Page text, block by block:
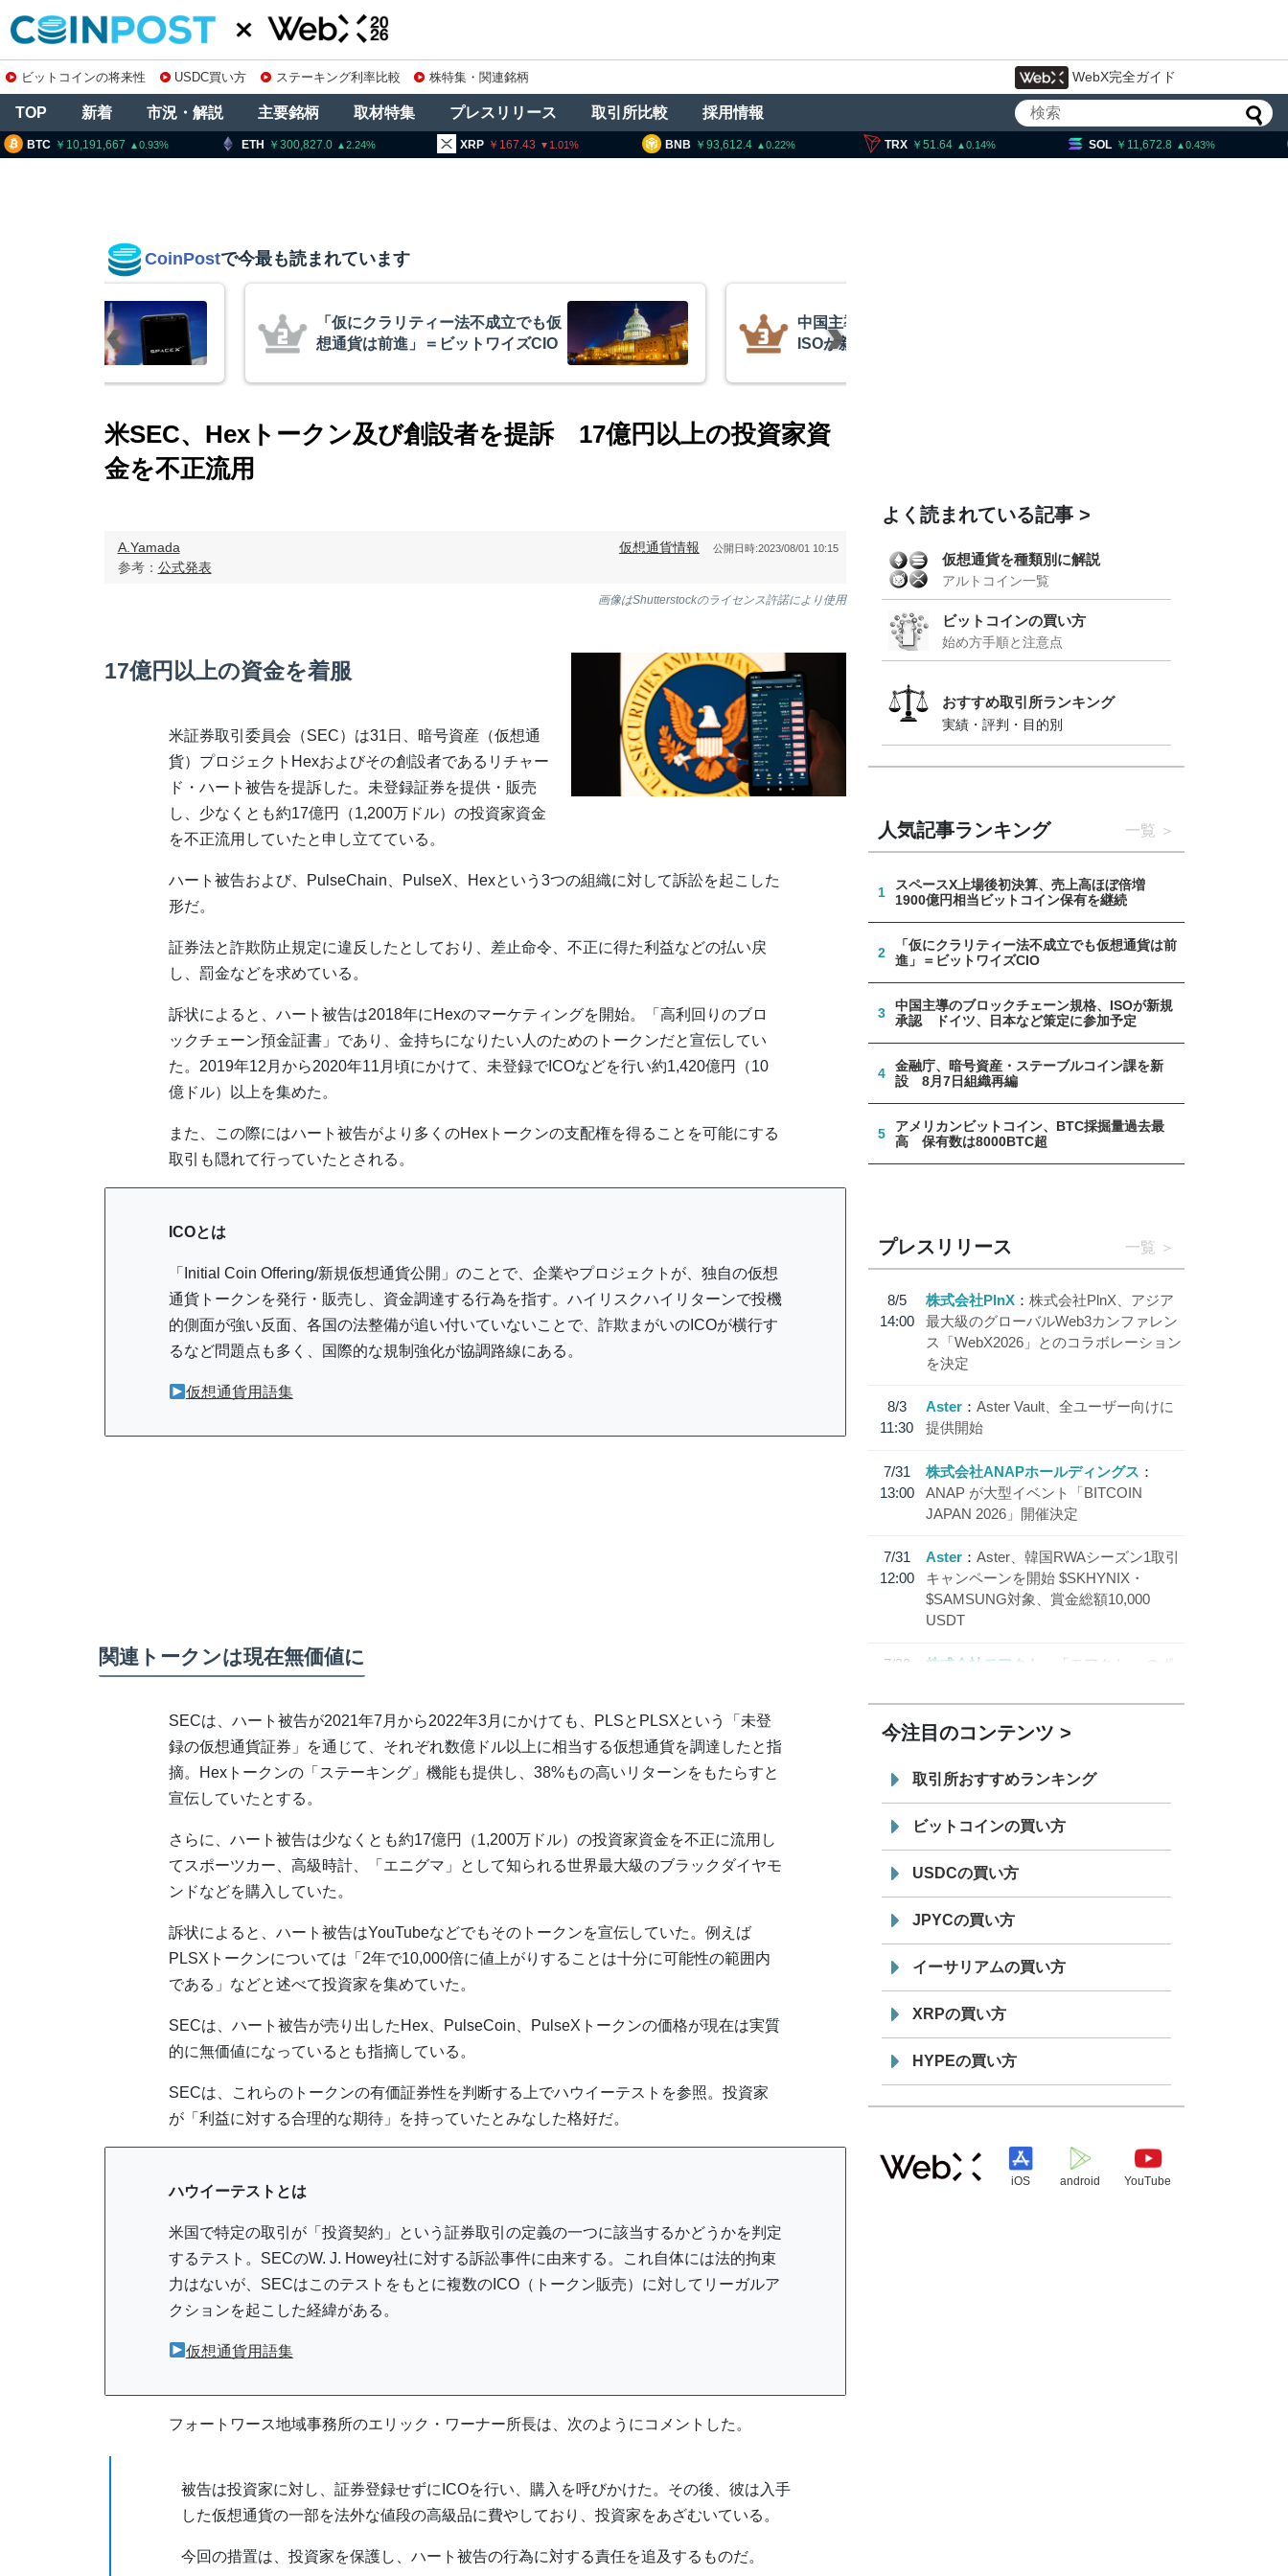
ビットコインの将来性 USDC買い方 ステーキング利率比較 株特集・関連銘柄 WebX完全ガイド
TOP 新着 市況・解説 主要銘柄 取材特集 プレスリリース 取引所比較 採用情報
0.93 300,827.0 2.24 167.43 1.01 93,612.4 0.22 51.64 0.14 11,672.8 0.43
CoinPostで今最も読まれています
「仮にクラリティー法不成立でも仮
想通貨は前進」＝ビットワイズCIO
中国主導のブロックチェーン規格、
ISOが新規承認 ドイツ、日本など
米SEC、Hexトークン及び創設者を提訴 17億円以上の投資家資
金を不正流用
A.Yamada
参考： 公式発表
仮想通貨情報 公開日時:2023/08/01 10:15
画像はShutterstockのライセンス許諾により使用
17億円以上の資金を着服
米証券取引委員会（SEC）は31日、暗号資産（仮想通
貨）プロジェクトHexおよびその創設者であるリチャー
ド・ハート被告を提訴した。未登録証券を提供・販売
し、少なくとも約17億円（1,200万ドル）の投資家資金
を不正流用していたと申し立てている。
ハート被告および、PulseChain、PulseX、Hexという3つの組織に対して訴訟を起こした
形だ。
証券法と詐欺防止規定に違反したとしており、差止命令、不正に得た利益などの払い戻
し、罰金などを求めている。
訴状によると、ハート被告は2018年にHexのマーケティングを開始。「高利回りのブロ
ックチェーン預金証書」であり、金持ちになりたい人のためのトークンだと宣伝してい
た。2019年12月から2020年11月頃にかけて、未登録でICOなどを行い約1,420億円（10
億ドル）以上を集めた。
また、この際にはハート被告がより多くのHexトークンの支配権を得ることを可能にする
取引も隠れて行っていたとされる。
ICOとは
「Initial Coin Offering/新規仮想通貨公開」のことで、企業やプロジェクトが、独自の仮想
通貨トークンを発行・販売し、資金調達する行為を指す。ハイリスクハイリターンで投機
的側面が強い反面、各国の法整備が追い付いていないことで、詐欺まがいのICOが横行す
るなど問題点も多く、国際的な規制強化が協調路線にある。
仮想通貨用語集
関連トークンは現在無価値に
SECは、ハート被告が2021年7月から2022年3月にかけても、PLSとPLSXという「未登
録の仮想通貨証券」を通じて、それぞれ数億ドル以上に相当する仮想通貨を調達したと指
摘。Hexトークンの「ステーキング」機能も提供し、38%もの高いリターンをもたらすと
宣伝していたとする。
さらに、ハート被告は少なくとも約17億円（1,200万ドル）の投資家資金を不正に流用し
てスポーツカー、高級時計、「エニグマ」として知られる世界最大級のブラックダイヤモ
ンドなどを購入していた。
訴状によると、ハート被告はYouTubeなどでもそのトークンを宣伝していた。例えば
PLSXトークンについては「2年で10,000倍に値上がりすることは十分に可能性の範囲内
である」などと述べて投資家を集めていた。
SECは、ハート被告が売り出したHex、PulseCoin、PulseXトークンの価格が現在は実質
的に無価値になっているとも指摘している。
SECは、これらのトークンの有価証券性を判断する上でハウイーテストを参照。投資家
が「利益に対する合理的な期待」を持っていたとみなした格好だ。
ハウイーテストとは
米国で特定の取引が「投資契約」という証券取引の定義の一つに該当するかどうかを判定
するテスト。SECのW. J. Howey社に対する訴訟事件に由来する。これ自体には法的拘束
力はないが、SECはこのテストをもとに複数のICO（トークン販売）に対してリーガルア
クションを起こした経緯がある。
仮想通貨用語集
フォートワース地域事務所のエリック・ワーナー所長は、次のようにコメントした。
被告は投資家に対し、証券登録せずにICOを行い、購入を呼びかけた。その後、彼は入手
した仮想通貨の一部を法外な値段の高級品に費やしており、投資家をあざむいている。
今回の措置は、投資家を保護し、ハート被告の行為に対する責任を追及するものだ。
よく読まれている記事
仮想通貨を種類別に解説
アルトコイン一覧
ビットコインの買い方
始め方手順と注意点
おすすめ取引所ランキング
実績・評判・目的別
人気記事ランキング 一覧
1
スペースX上場後初決算、売上高ほぼ倍増
1900億円相当ビットコイン保有を継続
2
「仮にクラリティー法不成立でも仮想通貨は前
進」＝ビットワイズCIO
3
中国主導のブロックチェーン規格、ISOが新規
承認 ドイツ、日本など策定に参加予定
4
金融庁、暗号資産・ステーブルコイン課を新
設 8月7日組織再編
5
アメリカンビットコイン、BTC採掘量過去最
高 保有数は8000BTC超
プレスリリース 一覧
8/5
14:00
株式会社PlnX
株式会社PlnX、アジア
最大級のグローバルWeb3カンファレン
ス「WebX2026」とのコラボレーション
を決定
8/3
11:30
Aster
Aster Vault、全ユーザー向けに
提供開始
7/31
13:00
株式会社ANAPホールディングス
ANAP が大型イベント「BITCOIN
JAPAN 2026」開催決定
7/31
12:00
Aster
Aster、韓国RWAシーズン1取引
キャンペーンを開始 $SKHYNIX・
$SAMSUNG対象、賞金総額10,000
USDT
7/30
株式会社モアクト
「モアクト」 のポ
「 JPYC」を追加
19:30
てステーブルコイン「JPYSC」徹底解
説セミナーを開催
今注目のコンテンツ
取引所おすすめランキング
ビットコインの買い方
USDCの買い方
JPYCの買い方
イーサリアムの買い方
XRPの買い方
HYPEの買い方
iOS android YouTube